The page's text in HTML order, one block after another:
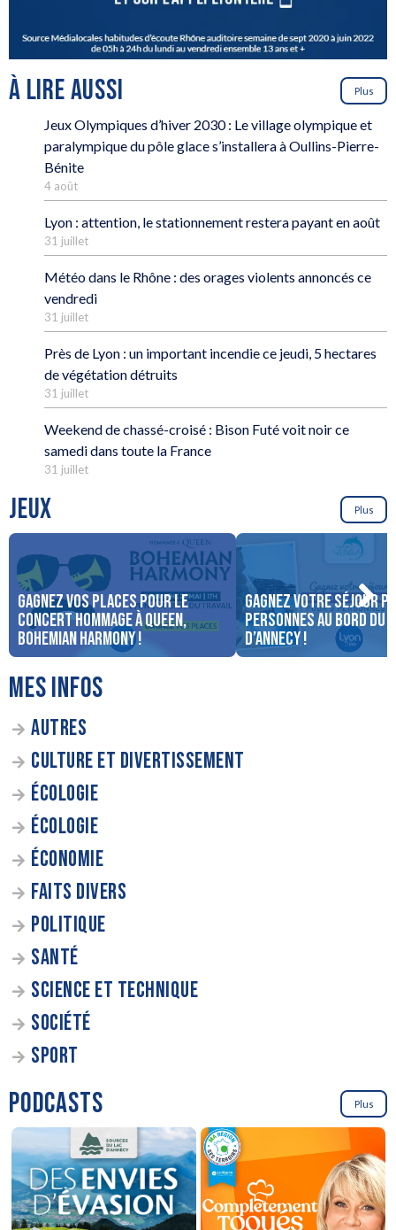
À LIRE AUSSI Plus
Jeux Olympiques d’hiver 2030 : Le village olympique et
paralympique du pôle glace s’installera à Oullins-Pierre-
Bénite
4 août
Lyon : attention, le stationnement restera payant en août
31 juillet
Météo dans le Rhône : des orages violents annoncés ce
vendredi
31 juillet
Près de Lyon : un important incendie ce jeudi, 5 hectares
de végétation détruits
31 juillet
Weekend de chassé-croisé : Bison Futé voit noir ce
samedi dans toute la France
31 juillet
JEUX Plus
Gagnez vos places pour le
concert Hommage à Queen,
Bohemian Harmony !
Gagnez votre séjour
personnes au bord du
d’Annecy !
MES INFOS
AUTRES
CULTURE ET DIVERTISSEMENT
ÉCOLOGIE
ÉCOLOGIE
ÉCONOMIE
FAITS DIVERS
POLITIQUE
SANTÉ
SCIENCE ET TECHNIQUE
SOCIÉTÉ
SPORT
PODCASTS Plus